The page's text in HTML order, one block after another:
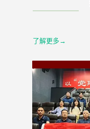
了解更多→